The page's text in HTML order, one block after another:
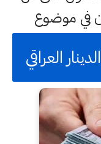
في موضوع
العراقي